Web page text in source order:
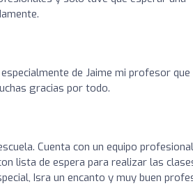
de Jaime mi profesor que
gracias por todo.
Cuenta con un equipo
lista de espera para realizar las
Isra un encanto y muy buen